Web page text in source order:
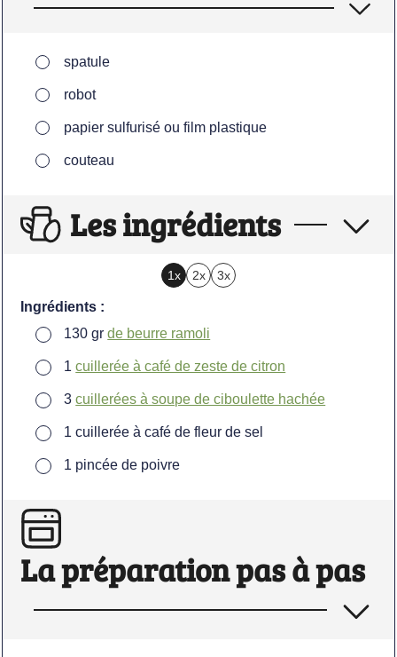
▢
spatule
▢
robot
▢
papier sulfurisé ou film plastique
▢
couteau
Les ingrédients
1x 2x 3x
Ingrédients :
▢
130 gr de beurre ramoli
▢
1 cuillerée à café de zeste de citron
▢
3 cuillerées à soupe de ciboulette hachée
▢
1 cuillerée à café de fleur de sel
▢
1 pincée de poivre
La préparation pas à pas